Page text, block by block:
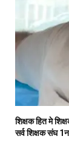
शिक्षक हित मे
सर्व शिक्षक संघ